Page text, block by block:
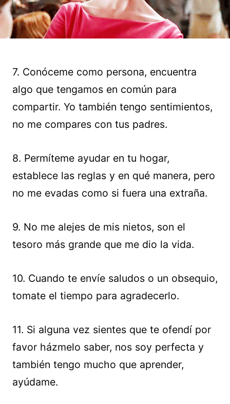
7. Conóceme como persona, encuentra
algo que tengamos en común para
compartir. Yo también tengo sentimientos,
no me compares con tus padres.
8. Permíteme ayudar en tu hogar,
establece las reglas y en qué manera, pero
no me evadas como si fuera una extraña.
9. No me alejes de mis nietos, son el
tesoro más grande que me dio la vida.
10. Cuando te envíe saludos o un obsequio,
tomate el tiempo para agradecerlo.
11. Si alguna vez sientes que te ofendí por
favor házmelo saber, nos soy perfecta y
también tengo mucho que aprender,
ayúdame.